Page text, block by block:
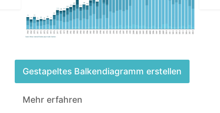
Gestapeltes Balken­diagramm erstellen
Mehr erfahren